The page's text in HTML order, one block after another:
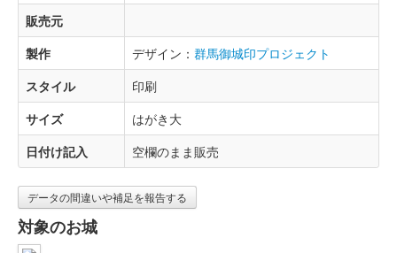
販売元
製作
デザイン： 群馬御城印プロジェクト
スタイル
印刷
サイズ
はがき大
日付け記入
空欄のまま販売
データの間違いや補足を報告する
対象のお城